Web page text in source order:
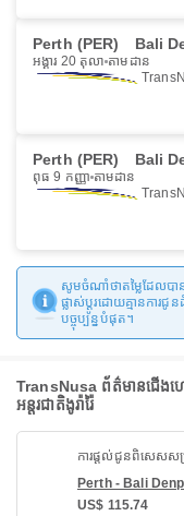
Perth (PER) Bali
អង្គារ 20 តុលា តាមដាន
Perth (PER) Bali
ពុធ 9 កញ្ញា តាមដាន
សូមចំណាំថាតម្លៃដែលប
ផ្លាស់ប្តូរដោយគ្មានកា
បច្ចុប្បន្នបំផុត។
TransNusa ព័ត៌មានជើងហ
អន្តរជាតិងូរ៉ារ៉ៃ
ការផ្តល់ជូនពិសេសសម្
Perth - Bali
US$ 115.74